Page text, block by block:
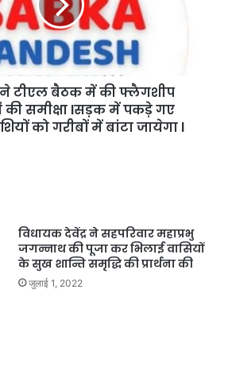
टीएल बैठक में की फ्लैगशीप
समीक्षा lसड़क में पकड़े गए
को गरीबों में बांटा जायेगा l
विधायक देवेंद्र ने सहपरिवार महाप्रभु
जगन्नाथ की पूजा कर भिलाई वासियों
के सुख शान्ति समृद्धि की प्रार्थना की
जुलाई 1, 2022